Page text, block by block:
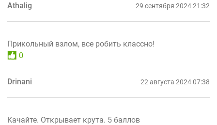
Athalig 29 сентября 2024 21:32
Прикольный взлом, все робить классно!
0
Drinani 22 августа 2024 07:38
Качайте. Открывает крута. 5 баллов